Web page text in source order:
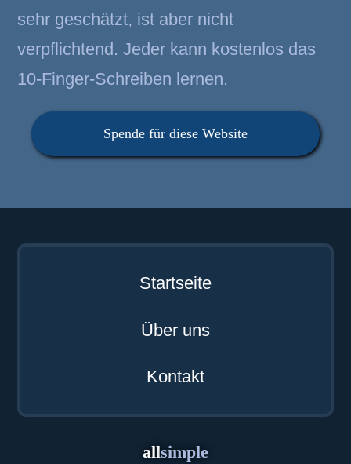
sehr geschätzt, ist aber nicht
verpflichtend. Jeder kann kostenlos das
10-Finger-Schreiben lernen.
Spende für diese Website
Startseite
Über uns
Kontakt
allsimple